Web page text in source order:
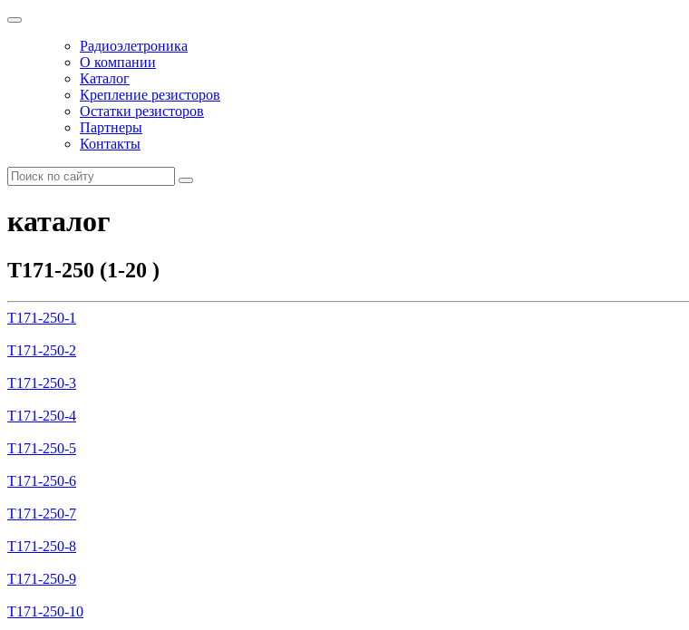
Радиоэлетроника
О компании
Каталог
Крепление резисторов
Остатки резисторов
Партнеры
Контакты
каталог
Т171-250 (1-20 )
Т171-250-1
Т171-250-2
Т171-250-3
Т171-250-4
Т171-250-5
Т171-250-6
Т171-250-7
Т171-250-8
Т171-250-9
Т171-250-10